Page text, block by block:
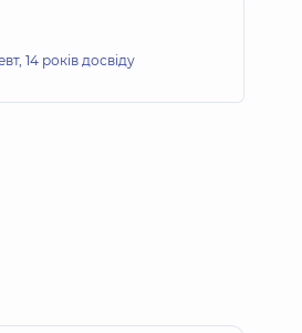
14 років досвіду